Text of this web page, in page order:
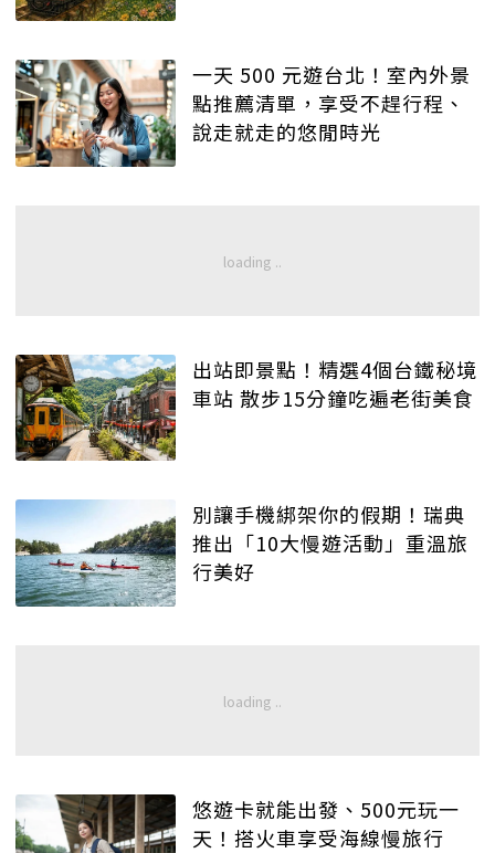
一天 500 元遊台北！室內外景
點推薦清單，享受不趕行程、
說走就走的悠閒時光
出站即景點！精選4個台鐵秘境
車站 散步15分鐘吃遍老街美食
別讓手機綁架你的假期！瑞典
推出「10大慢遊活動」重溫旅
行美好
悠遊卡就能出發、500元玩一
天！搭火車享受海線慢旅行